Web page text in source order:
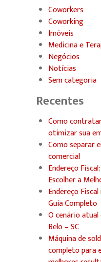
Coworkers
Coworking
Imóveis
Medicina e
Negócios
Notícias
Sem categoria
Recentes
Como
otimizar sua
Como separar
comercial
Endereço
Escolher a
Endereço
Guia Completo
O cenário
Belo – SC
Máquina de
completo para